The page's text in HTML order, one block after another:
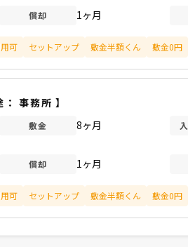
償却 1ヶ月
可 セットアップ 敷金半額くん 敷金0円
：事務所 】
敷金 8ヶ月
償却 1ヶ月
可 セットアップ 敷金半額くん 敷金0円